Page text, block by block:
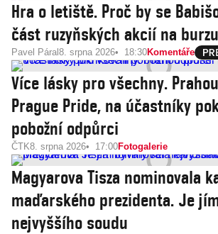
Hra o letiště. Proč by se
část ruzyňských akcií na
Pavel Páral 8. srpna 2026 18:30Komentáře
Více lásky pro všechny.
Prague Pride, na účastníky
pobožní odpůrci
ČTK8. srpna 2026 17:00Fotogalerie
Magyarova Tisza nominovala
maďarského prezidenta. Je
nejvyššího soudu